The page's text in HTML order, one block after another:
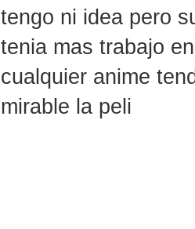
tengo ni idea pero
tenia mas trabajo
cualquier anime
mirable la peli